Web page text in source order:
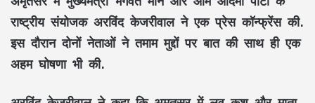
राष्ट्रीय संयोजक अरविंद केजरीवाल ने एक प्रेस कॉन्फ्रेंस की.
इस दौरान दोनों नेताओं ने तमाम मुद्दों पर बात की साथ ही एक
अहम घोषणा भी की.